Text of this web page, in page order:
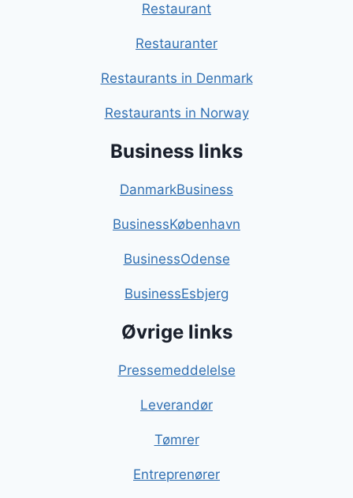
Restaurant
Restauranter
Restaurants in Denmark
Restaurants in Norway
Business links
DanmarkBusiness
BusinessKøbenhavn
BusinessOdense
BusinessEsbjerg
Øvrige links
Pressemeddelelse
Leverandør
Tømrer
Entreprenører